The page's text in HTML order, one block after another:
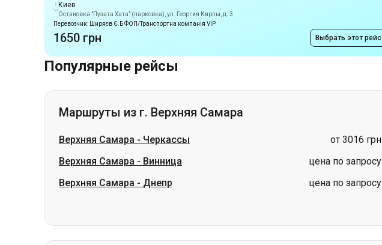
Киев
Остановка "Пузата Хата" (парковка), ул. Георгия Кирпы, д. 3
Перевозчик: Ширяєв Є.Б ФОП/Транспортна компанія VIP
1650 грн Выбрать этот рейс
Популярные рейсы
Маршруты из г. Верхняя Самара
Верхняя Самара - Черкассы
от 3016 грн
Верхняя Самара - Винница
цена по запросу
Верхняя Самара - Днепр цена по запросу